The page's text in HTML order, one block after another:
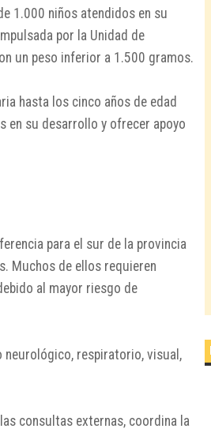
1.000 niños atendidos en su
por la Unidad de
un peso inferior a 1.500 gramos.
hasta los cinco años de edad
en su desarrollo y ofrecer apoyo
para el sur de la provincia
Muchos de ellos requieren
al mayor riesgo de
neurológico, respiratorio, visual,
consultas externas, coordina la